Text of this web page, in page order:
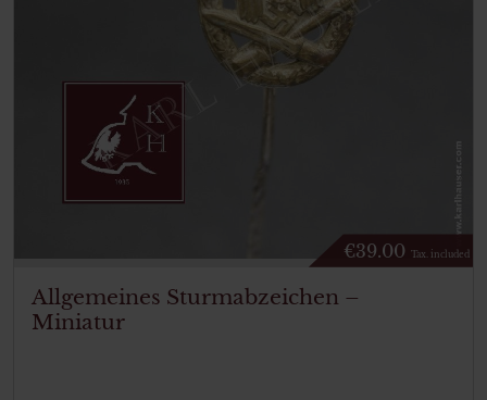
€39.00 Tax. included
Allgemeines Sturmabzeichen –
Miniatur